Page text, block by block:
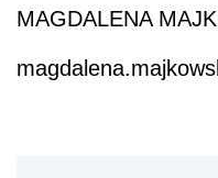
MAGDALENA